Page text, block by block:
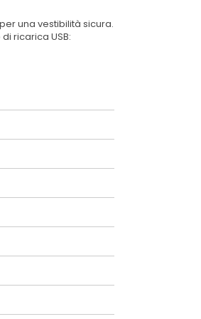
una vestibilità sicura.
ricarica USB: